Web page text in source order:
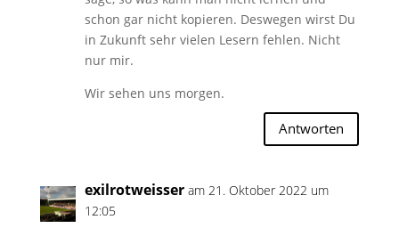
schon gar nicht kopieren. Deswegen wirst Du
in Zukunft sehr vielen Lesern fehlen. Nicht
nur mir.
Wir sehen uns morgen.
Antworten
exilrotweisser am 21. Oktober 2022 um
12:05